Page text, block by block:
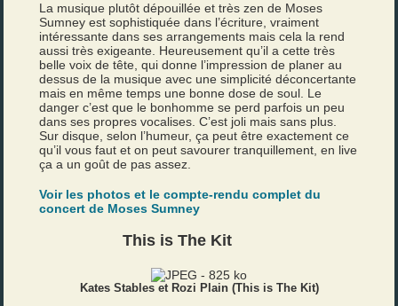
La musique plutôt dépouillée et très zen de Moses
Sumney est sophistiquée dans l’écriture, vraiment
intéressante dans ses arrangements mais cela la rend
aussi très exigeante. Heureusement qu’il a cette très
belle voix de tête, qui donne l’impression de planer au
dessus de la musique avec une simplicité déconcertante
mais en même temps une bonne dose de soul. Le
danger c’est que le bonhomme se perd parfois un peu
dans ses propres vocalises. C’est joli mais sans plus.
Sur disque, selon l’humeur, ça peut être exactement ce
qu’il vous faut et on peut savourer tranquillement, en live
ça a un goût de pas assez.
Voir les photos et le compte-rendu complet du
concert de Moses Sumney
This is The Kit
Kates Stables et Rozi Plain (This is The Kit)